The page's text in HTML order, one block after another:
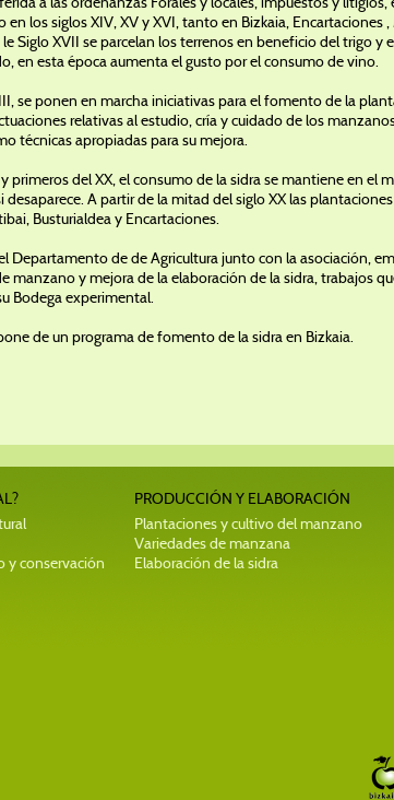
en los siglos XIV, XV y XVI, tanto en Bizkaia, Encartaciones
le Siglo XVII se parcelan los terrenos en beneficio del trigo y
en esta época aumenta el gusto por el consumo de vino.
se ponen en marcha iniciativas para el fomento de la
relativas al estudio, cría y cuidado de los
técnicas apropiadas para su mejora.
primeros del XX, el consumo de la sidra se mantiene en el
desaparece. A partir de la mitad del siglo XX las
Busturialdea y Encartaciones.
Departamento de de Agricultura junto con la asociación,
manzano y mejora de la elaboración de la sidra, trabajos
Bodega experimental.
de un programa de fomento de la sidra en Bizkaia.
y conservación
PRODUCCIÓN Y ELABORACIÓN
Plantaciones y cultivo del manzano
Variedades de manzana
Elaboración de la sidra